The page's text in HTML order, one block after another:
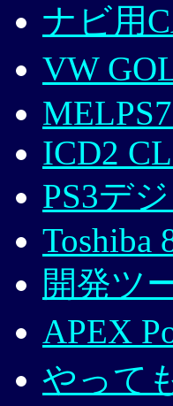
ナビ用
VW
ICD2
PS3デ
Toshiba
開発ツ
APEX
やって